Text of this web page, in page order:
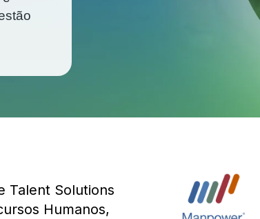
Talent Solutions
Humanos,